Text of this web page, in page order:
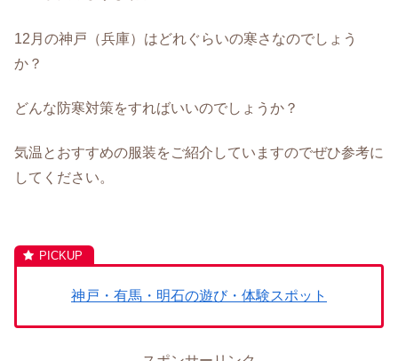
12月の神戸（兵庫）はどれぐらいの寒さなのでしょう
か？
どんな防寒対策をすればいいのでしょうか？
気温とおすすめの服装をご紹介していますのでぜひ参考に
してください。
神戸・有馬・明石の遊び・体験スポット